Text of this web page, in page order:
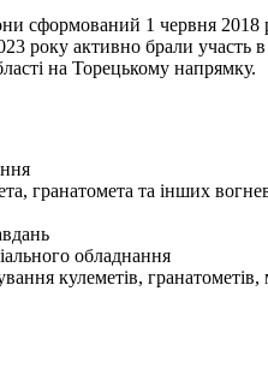
сформований 1 червня
року активно брали участь
на Торецькому напрямку.
гранатомета та інших
обладнання
кулеметів, гранатометів,